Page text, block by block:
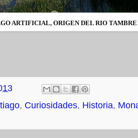
ARTIFICIAL, ORIGEN DEL RIO TAMBRE
, Curiosidades, Historia,